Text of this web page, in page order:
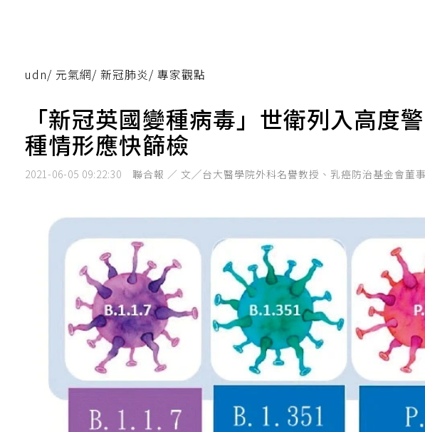
udn/ 元氣網/ 新冠肺炎/ 專家觀點
「新冠英國變種病毒」世衛列入高度
種情形應快篩檢
2021-06-05 09:22:30 聯合報 ／ 文╱台大醫學院外科名譽教授、乳癌防治基金會董